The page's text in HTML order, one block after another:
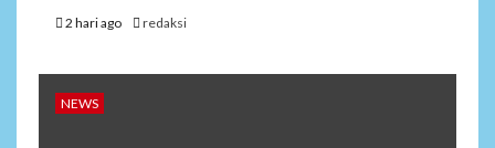
2 hari ago redaksi
NEWS